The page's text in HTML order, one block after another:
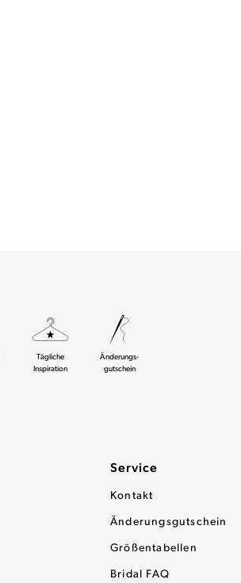
Service
Kontakt
Änderungsgutschein
Größentabellen
Bridal FAQ
Tägliche
Inspiration
Änderungs-
gutschein